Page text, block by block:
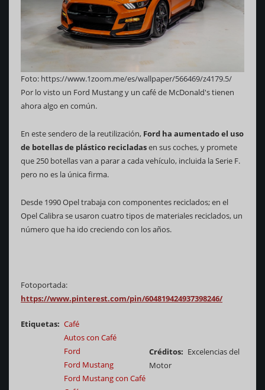
Foto: https://www.1zoom.me/es/wallpaper/566469/z4179.5/
Por lo visto un Ford Mustang y un café de McDonald's tienen
ahora algo en común.
En este sendero de la reutilización, Ford ha aumentado el uso
de botellas de plástico recicladasen sus coches, y promete
que 250 botellas van a parar a cada vehículo, incluida la Serie F.
pero no es la única firma.
Desde 1990 Opel trabaja con componentes reciclados; en el
Opel Calibra se usaron cuatro tipos de materiales reciclados, un
número que ha ido creciendo con los años.
Fotoportada:
https://www.pinterest.com/pin/604819424937398246/
Etiquetas
Café
Autos con Café
Ford
Ford Mustang
Ford Mustang con Café
Créditos
Excelencias del
Motor